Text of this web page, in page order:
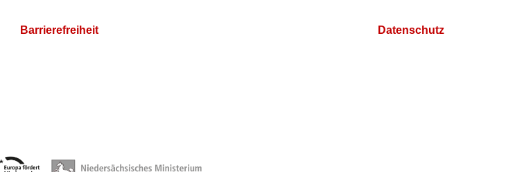
Barrierefreiheit Datenschutz